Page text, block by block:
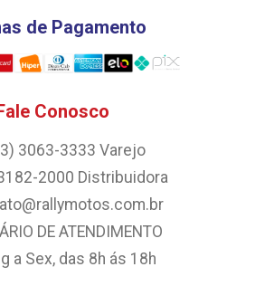
de Pagamento
Conosco
3063-3333 Varejo
2000 Distribuidora
DE ATENDIMENTO
a Sex, das 8h ás 18h